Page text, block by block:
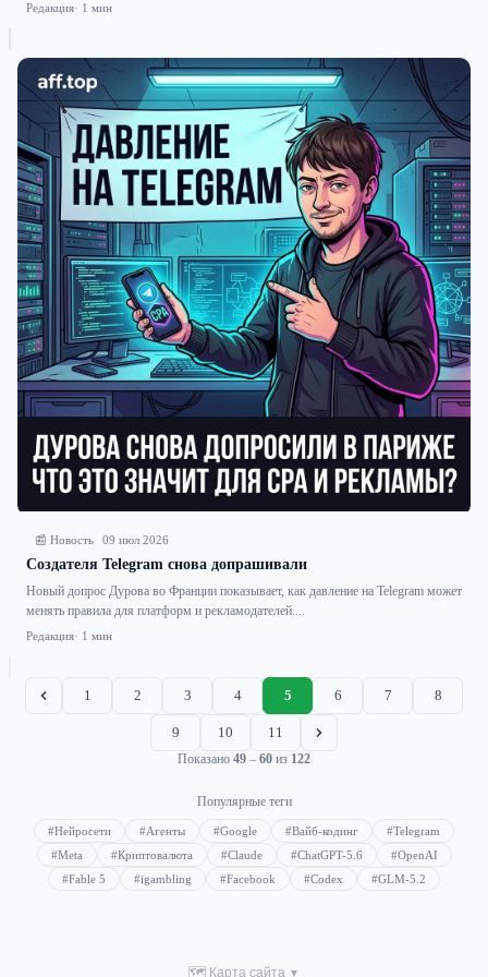
Редакция· 1 мин
📰 Новость 09 июл 2026
Создателя Telegram снова допрашивали
Новый допрос Дурова во Франции показывает, как давление на Telegram может
менять правила для платформ и рекламодателей....
Редакция· 1 мин
1 2 3 4 5 6 7 8
9 10 11
Показано 49 – 60 из 122
Популярные теги
#Нейросети #Агенты #Google #Вайб-кодинг
#Telegram
#Meta
#Криптовалюта #Claude #ChatGPT-5.6
#OpenAI
#Fable 5
#igambling #Facebook #Codex #GLM-5.2
🗺 Карта сайта ▼